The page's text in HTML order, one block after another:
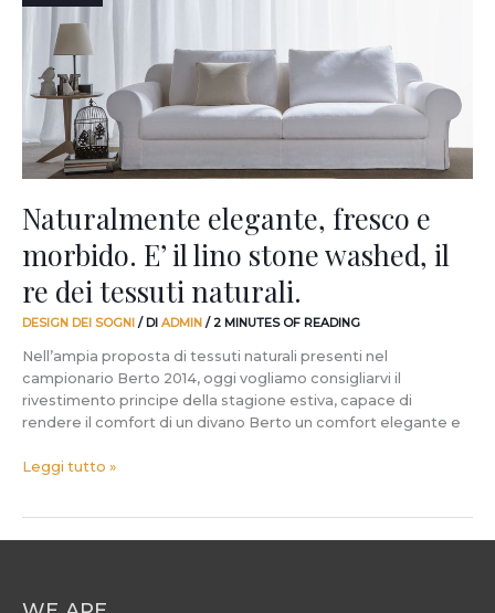
Naturalmente elegante, fresco e
morbido. E’ il lino stone washed, il
re dei tessuti naturali.
DESIGN DEI SOGNI / DI ADMIN /2 MINUTES OF READING
Nell’ampia proposta di tessuti naturali presenti nel
campionario Berto 2014, oggi vogliamo consigliarvi il
rivestimento principe della stagione estiva, capace di
rendere il comfort di un divano Berto un comfort elegante e
morbido.
lino
stone
washed,
re
tessuti
naturali.
Leggi tutto »